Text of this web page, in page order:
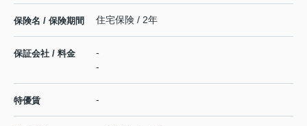
保険名 / 保険期間 住宅保険 / 2年
保証会社 / 料金
-
-
特優賃 -